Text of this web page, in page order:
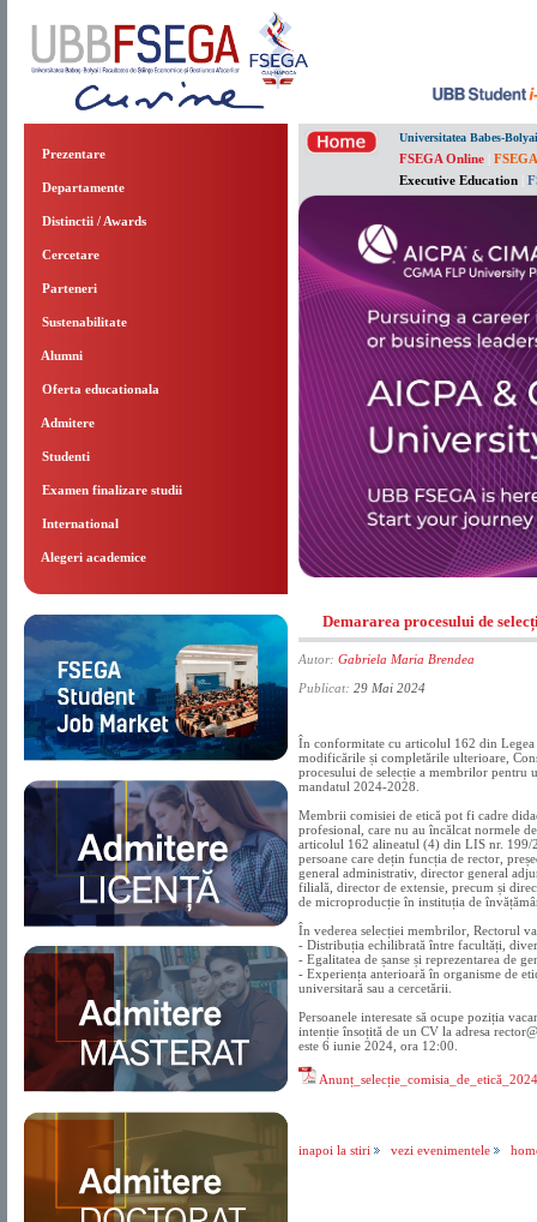
Prezentare
Departamente
Distinctii / Awards
Cercetare
Parteneri
Sustenabilitate
Alumni
Oferta educationala
Admitere
Studenti
Examen finalizare studii
International
Alegeri academice
Universitatea Babes-Bolyai
FSEGA Online
Executive Education
Demararea procesului de
Autor: Gabriela Maria Brendea
Publicat: 29 Mai 2024
În conformitate cu articolul 162 din
modificările și completările ulterioare,
procesului de selecție a membrilor pentru
mandatul 2024-2028.
Membrii comisiei de etică pot fi cadre
profesional, care nu au încălcat normele
articolul 162 alineatul (4) din LIS nr. 199/
persoane care dețin funcția de rector,
general administrativ, director general
filială, director de extensie, precum și
de microproducție în instituția de
În vederea selecției membrilor, Rectorul
- Distribuția echilibrată între facultăți,
- Egalitatea de șanse și reprezentarea de
- Experiența anterioară în organisme de
universitară sau a cercetării.
Persoanele interesate să ocupe poziția
intenție însoțită de un CV la adresa
este 6 iunie 2024, ora 12:00.
inapoi la stiri vezi evenimentele